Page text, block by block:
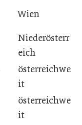
Wien
Niederösterr
eich
österreichwe
it
österreichwe
it